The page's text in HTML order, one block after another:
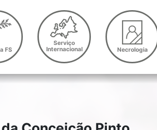
FS
Serviço
Internacional
Necrologia